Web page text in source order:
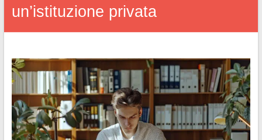
un’istituzione privata